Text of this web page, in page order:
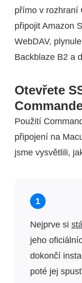
přímo v rozhraní
připojit Amazon
WebDAV,
Backblaze B2 a
Otevřete
Použití
připojení na
jsme vysvětlili,
1
Nejprve si
jeho
dokončí
poté jej